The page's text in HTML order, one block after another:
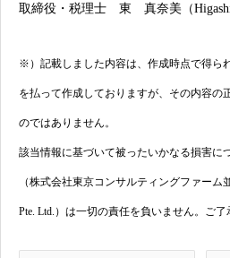
取締役・税理士 東 真奈美（
※）記載しました内容は、作成時点で得ら
を払って作成しておりますが、その内容の
のではありません。
該当情報に基づいて被ったいかなる損害に
（株式会社東京コンサルティングファーム
Pte. Ltd.）は一切の責任を負いません。ご了